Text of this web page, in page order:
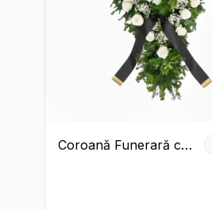
Coroană Funerară cu